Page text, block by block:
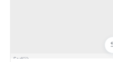
Sertlik: